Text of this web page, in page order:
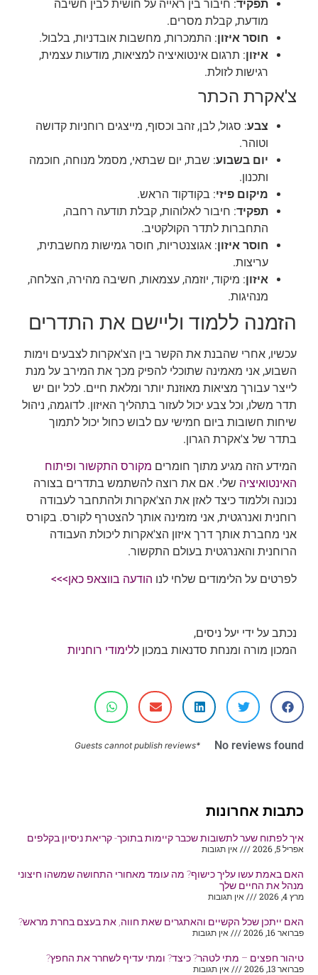
כתבות אחרונות
איך לפתוח שער לתשובות שכבר קיימות בתוכך- קריאת ניסיון בקלפים
אפריל 5, 2026
אין תגובות
האם באמת עשו עליך כישוף? מה עומד מאחורי התחושה שמשהו חיצוני
מנהל את החיים שלך
מרץ 4, 2026
אין תגובות
האם ייתכן שכל הקשיים והאתגרים שאת חווה, את בעצם בחרת מראש?
פברואר 16, 2026
אין תגובות
טיהור חפצים – מתי לטהר? כיצד? ומתי עדיף לשחרר את החפץ?
פברואר 13, 2026
אין תגובות
תפקיד: חיבור בין ראייה על חושית לבין חשיבה
מודעת, קבלת מסרים.
חוסר איזון: התמכרות, מחשבות אובדניות, בלבול.
איזון: תרגום אינטואיציה למציאות, מודעות עצמית,
רגישות לזולת.
צ'אקרת הכתר
צבע: סגול, לבן, זהב וכסוף, מייצגים רוחניות קדושה
וטוהר.
יום בשבוע: שבת, יום שבתאי, מסמל מנוחה, חוכמה
ותכנון.
מיקום פיזי: בקודקוד הראש.
תפקיד: חיבור לאלוהות, קבלת תודעה רחבה,
התחברות לתדר הקולקטיב.
חוסר איזון: אגוצנטריות, חוסר גמישות מחשבתית,
עריצות.
איזון: מיקוד, יוזמה, עצמאות, חשיבה מהירה, הצלחה,
מנהיגות.
הזמנה ללמוד וליישם את התדרים
עכשיו, אחרי שהבנת את הקשר בין הצ'אקרות לצבעים וימות
השבוע, אני מאמינה שתוכלי להפיק מכך את המירב על מנת
לייצר עבורך מציאות מאוזנת יותר ומלאת חיים. לכל יום יש
תדר משלו, וכל צבע יכול לעזור בתהליך האיזון. לדוגמה, ניהול
שיחות חשובות ביום חמישי עם לבוש כחול יכול לתמוך
בתדר של צ'אקרת הגרון.
המידע הזה מגיע מתוך חומרים מקורס התקשור ופיתוח
האינטואיציה שלי. אם את רוצה להשתמש בתדרים בצורה
נכונה וללמוד כיצד לאזן את הצ'אקרות ולהתחבר לעבודה
רוחנית ואנרגטית, אני מזמינה אותך להצטרף לקורס. בקורס
אני מחברת אותך דרך איזון הצ'אקרות ליכולת העבודה
הרוחנית והאנרגטית בעולם התקשור.
לפרטים על הלימודים שלחי לנו הודעה בווצאפ כאן>>>
נכתב על ידי יעל ניסים,
המכון מורה ומנחת סדנאות במכון ללימודי רוחניות
No reviews found
*Guests cannot publish reviews